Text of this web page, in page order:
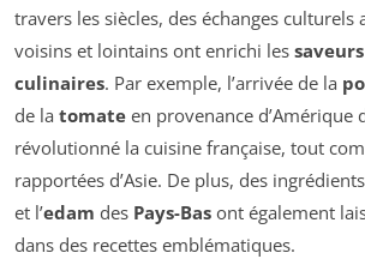
travers les siècles, des échanges culturels
voisins et lointains ont enrichi les saveurs
culinaires. Par exemple, l’arrivée de la
de la tomate en provenance d’Amérique
révolutionné la cuisine française, tout
rapportées d’Asie. De plus, des
et l’edam des Pays-Bas ont également
dans des recettes emblématiques.